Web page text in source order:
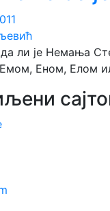
ли је Немања
Еном, Елом